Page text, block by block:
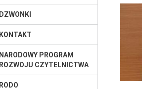
DZWONKI
KONTAKT
NARODOWY PROGRAM
ROZWOJU CZYTELNICTWA
RODO